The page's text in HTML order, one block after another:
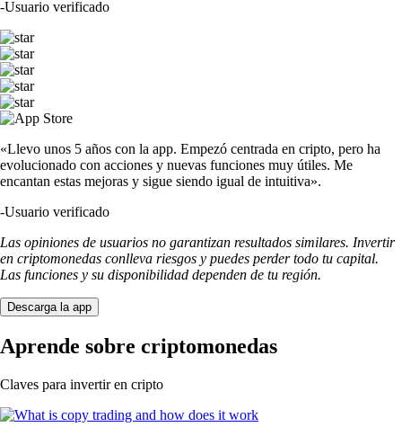
-Usuario verificado
«Llevo unos 5 años con la app. Empezó centrada en cripto, pero ha
evolucionado con acciones y nuevas funciones muy útiles. Me
encantan estas mejoras y sigue siendo igual de intuitiva».
-Usuario verificado
Las opiniones de usuarios no garantizan resultados similares. Invertir
en criptomonedas conlleva riesgos y puedes perder todo tu capital.
Las funciones y su disponibilidad dependen de tu región.
Descarga la app
Aprende sobre criptomonedas
Claves para invertir en cripto